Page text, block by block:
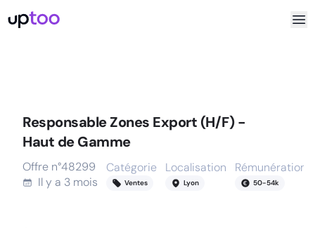
Responsable Zones Export (H/F) -
Haut de Gamme
Offre n°48299
Il y a 3 mois
Catégorie
Ventes
Localisation
Lyon
Rémunération
50-54k